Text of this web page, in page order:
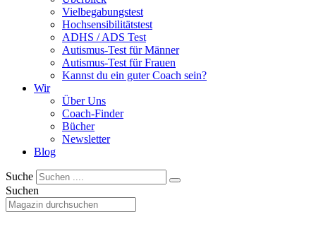
Vielbegabungstest
Hochsensibilitätstest
ADHS / ADS Test
Autismus-Test für Männer
Autismus-Test für Frauen
Kannst du ein guter Coach sein?
Wir
Über Uns
Coach-Finder
Bücher
Newsletter
Blog
Suche
Suchen